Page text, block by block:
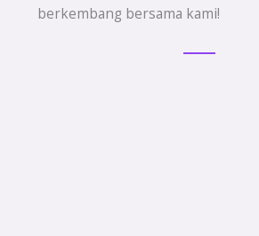
berkembang bersama kami!